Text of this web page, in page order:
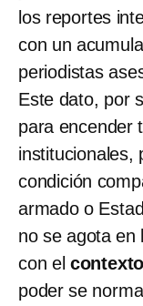
los reportes
con un
periodistas
Este dato, por
para encender
institucionales,
condición
armado o
no se agota en
con el
poder se